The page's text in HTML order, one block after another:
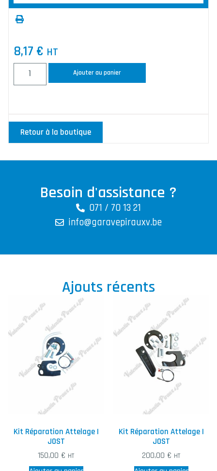
8,17 € HT
Ajouter au panier
Retour à la boutique
Besoin d'assistance ?
071 / 70 13 21
info@garavepirauxv.be
Ajouts récents
Kit Réparation Attelage |
JOST
150,00 € HT
Kit Réparation Attelage |
JOST
200,00 € HT